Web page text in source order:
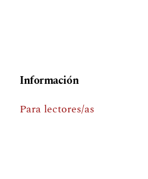
Información
Para lectores/as